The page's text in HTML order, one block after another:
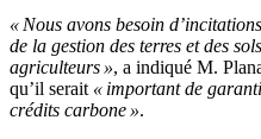
« Nous avons besoin
de la gestion des terres et des
agriculteurs », a indiqué M.
qu’il serait « important de
crédits carbone ».